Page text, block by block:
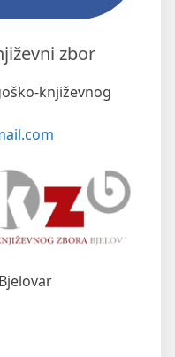
zbor
književnog